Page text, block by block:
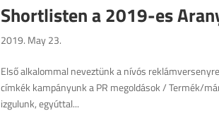
Shortlisten a 2019-es
2019. May 23.
Első alkalommal neveztünk a nívós
címkék kampányunk a PR megoldások / Termék/
izgulunk, egyúttal...